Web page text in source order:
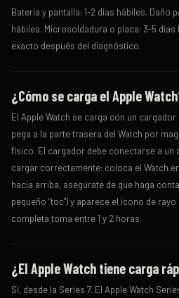
Batería y pantalla: 1-2 días hábiles. Daño
hábiles. Microsoldadura o placa: 3-5
exacto después del diagnóstico.
¿Cómo se carga el Apple
El Apple Watch se carga con un
pega a la parte trasera del Watch por
físico. El cargador debe conectarse a un
cargar correctamente: coloca el Watch
hacia arriba, asegúrate de que haga
pequeño "toc") y aparece el ícono de
completa toma entre 1 y 2 horas.
¿El Apple Watch tiene carga
Sí, desde la Series 7. El Apple Watch